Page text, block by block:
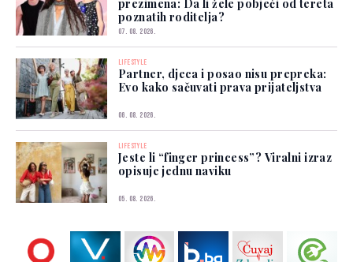
prezimena: Da li žele pobjeći od tereta
poznatih roditelja?
07. 08. 2026.
LIFESTYLE
Partner, djeca i posao nisu prepreka:
Evo kako sačuvati prava prijateljstva
06. 08. 2026.
LIFESTYLE
Jeste li “finger princess”? Viralni izraz
opisuje jednu naviku
05. 08. 2026.